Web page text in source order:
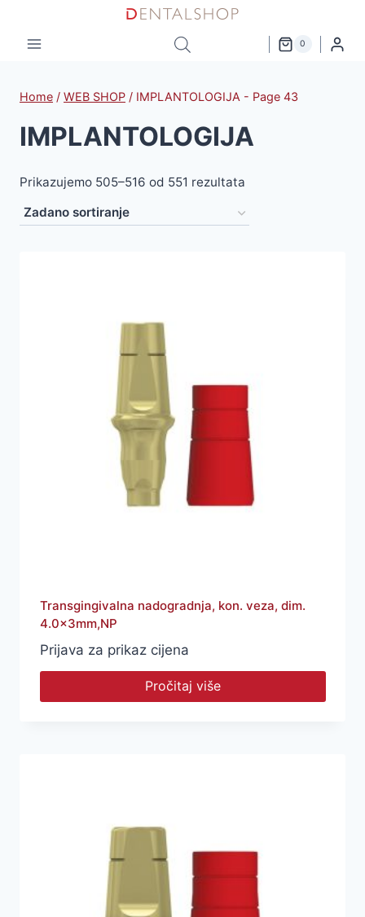
content
0
Home / WEB SHOP / IMPLANTOLOGIJA - Page 43
IMPLANTOLOGIJA
Prikazujemo 505–516 od 551 rezultata
Transgingivalna nadogradnja, kon. veza, dim.
4.0x3mm,NP
Prijava za prikaz cijena
Pročitaj više